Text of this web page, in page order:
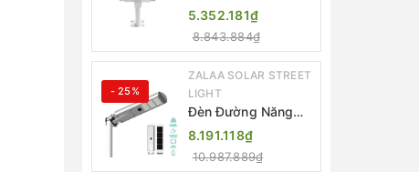
Lượng Mặt Trời
Nhôm Đúc ZALAA
ZL-BWH Cao Cấp
IP65
5.352.181₫
8.843.884₫
- 25%
ZALAA SOLAR STREET
LIGHT
Đèn Đường Năng
Lượng Mặt Trời Tích
Hợp Camera ZALAA
ZL-BJ04-CCTV
8.191.118₫
10.987.889₫